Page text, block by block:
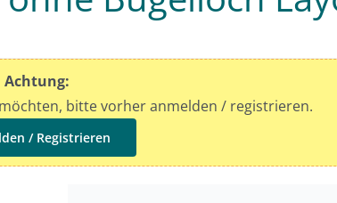
Achtung:
bitte vorher anmelden / registrieren.
/ Registrieren